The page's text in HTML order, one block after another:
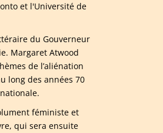
et l'Université de
du Gouverneur
Margaret Atwood
de l’aliénation
long des années 70
féministe et
qui sera ensuite